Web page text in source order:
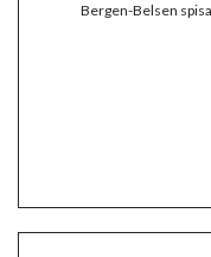
Bergen-Belsen